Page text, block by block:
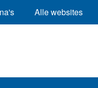
Alle websites